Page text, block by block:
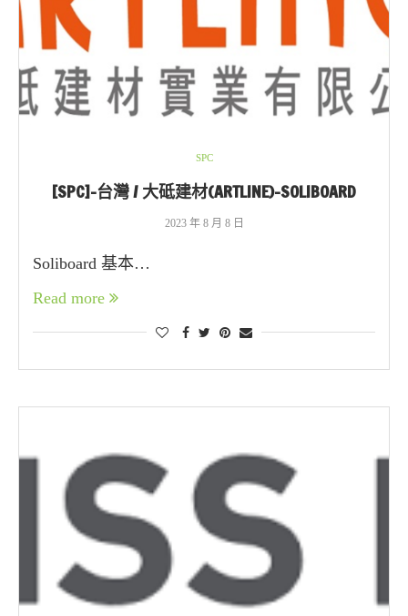
SPC
[SPC]-台灣 / 大砥建材(ARTLINE)-SOLIBOARD
2023 年 8 月 8 日
Soliboard 基本…
Read more